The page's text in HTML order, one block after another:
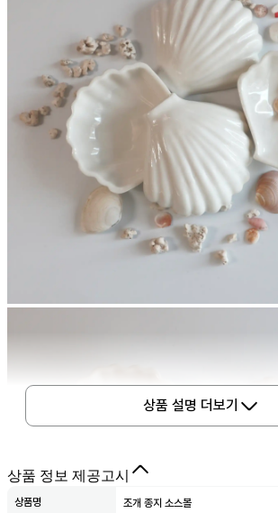
상품 설명 더보기
상품 정보 제공고시
상품명 조개 종지 소스볼